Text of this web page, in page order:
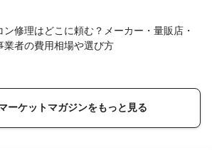
ン修理はどこに頼む？メーカー・量販店・
業者の費用相場や選び方
ーケットマガジンをもっと見る